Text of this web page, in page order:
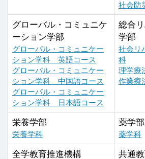
社会防
グローバル・コミュニケ
ーション学部
グローバル・コミュニケー
ション学科 英語コース
グローバル・コミュニケー
ション学科 中国語コース
グローバル・コミュニケー
ション学科 日本語コース
総合
学部
社会リ
科
理学療
作業療
栄養学部
栄養学科
薬学部
薬学科
全学教育推進機構 共通